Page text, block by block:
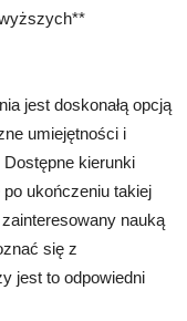
jest doskonałą opcją
umiejętności i
kierunki
ukończeniu takiej
nauką
się z
jest to odpowiedni